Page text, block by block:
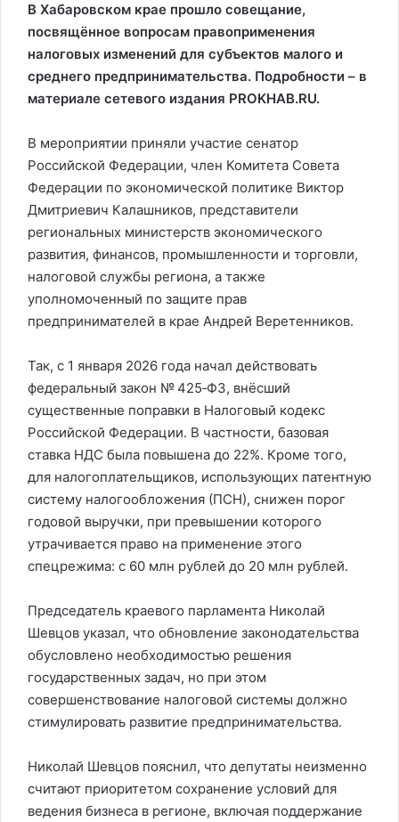
В Хабаровском крае прошло совещание,
посвящённое вопросам правоприменения
налоговых изменений для субъектов малого и
среднего предпринимательства. Подробности – в
материале сетевого издания PROKHAB.RU.
В мероприятии приняли участие сенатор
Российской Федерации, член Комитета Совета
Федерации по экономической политике Виктор
Дмитриевич Калашников, представители
региональных министерств экономического
развития, финансов, промышленности и торговли,
налоговой службы региона, а также
уполномоченный по защите прав
предпринимателей в крае Андрей Веретенников.
Так, с 1 января 2026 года начал действовать
федеральный закон № 425‑ФЗ, внёсший
существенные поправки в Налоговый кодекс
Российской Федерации. В частности, базовая
ставка НДС была повышена до 22%. Кроме того,
для налогоплательщиков, использующих патентную
систему налогообложения (ПСН), снижен порог
годовой выручки, при превышении которого
утрачивается право на применение этого
спецрежима: с 60 млн рублей до 20 млн рублей.
Председатель краевого парламента Николай
Шевцов указал, что обновление законодательства
обусловлено необходимостью решения
государственных задач, но при этом
совершенствование налоговой системы должно
стимулировать развитие предпринимательства.
Николай Шевцов пояснил, что депутаты неизменно
считают приоритетом сохранение условий для
ведения бизнеса в регионе, включая поддержание